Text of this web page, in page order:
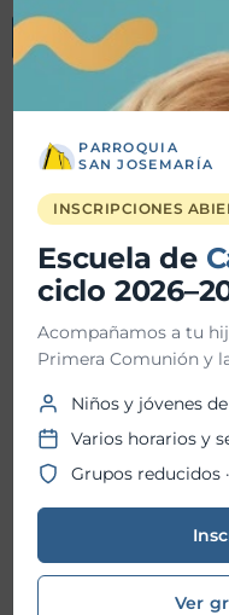
Registrarse a
Detalles
Fecha
Fecha
Hora
PARROQUIA
SAN JOSEMARÍA
INSCRIPCIONES
Escuela de
ciclo
Acompañamos a tu
Primera Comunión y
Niños y jóvenes
Varios horarios y
Grupos reducidos
Ver